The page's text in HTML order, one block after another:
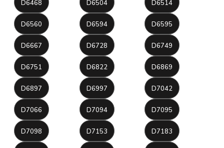
D6468 D6504 D6514
D6560 D6594 D6595
D6667 D6728 D6749
D6751 D6822 D6869
D6897 D6997 D7042
D7066 D7094 D7095
D7098 D7153 D7183